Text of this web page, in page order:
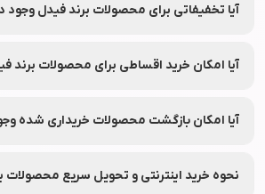
آیا تخفیفاتی برای محصولات برند فیدل وجود
آیا امکان خرید اقساطی برای محصولات برند
آیا امکان بازگشت محصولات خریداری شده
نحوه خرید اینترنتی و تحویل سریع